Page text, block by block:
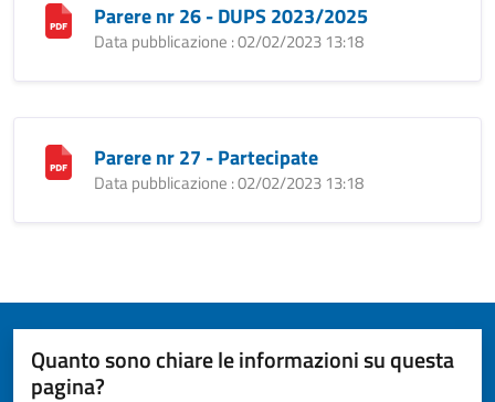
Parere nr 26 - DUPS 2023/2025
Data pubblicazione : 02/02/2023 13:18
Parere nr 27 - Partecipate
Data pubblicazione : 02/02/2023 13:18
Quanto sono chiare le informazioni su questa
pagina?